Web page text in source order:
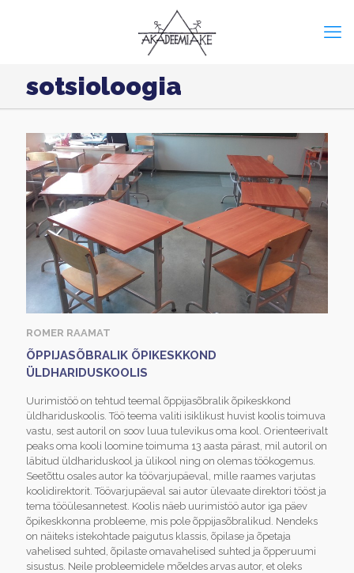
sotsioloogia
ROMER RAAMAT
ÕPPIJASÕBRALIK ÕPIKESKKOND
ÜLDHARIDUSKOOLIS
Uurimistöö on tehtud teemal õppijasõbralik õpikeskkond
üldhariduskoolis. Töö teema valiti isiklikust huvist koolis toimuva
vastu, sest autoril on soov luua tulevikus oma kool. Orienteerivalt
peaks oma kooli loomine toimuma 13 aasta pärast, mil autoril on
läbitud üldhariduskool ja ülikool ning on olemas töökogemus.
Seetõttu osales autor ka töövarjupäeval, mille raames varjutas
koolidirektorit. Töövarjupäeval sai autor ülevaate direktori tööst ja
tema tööülesannetest. Koolis näeb uurimistöö autor iga päev
õpikeskkonna probleeme, mis pole õppijasõbralikud. Nendeks
on näiteks istekohtade paigutus klassis, õpilase ja õpetaja
vahelised suhted, õpilaste omavahelised suhted ja õpperuumi
sisustus. Neile probleemidele mõeldes arvas autor, et oleks